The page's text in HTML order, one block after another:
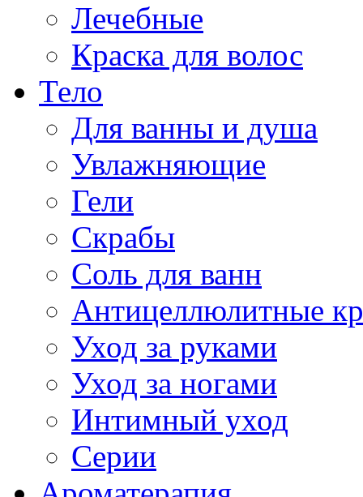
Лечебные
Краска для волос
Тело
Для ванны и душа
Увлажняющие
Гели
Скрабы
Соль для ванн
Антицеллюлитные
Уход за руками
Уход за ногами
Интимный уход
Серии